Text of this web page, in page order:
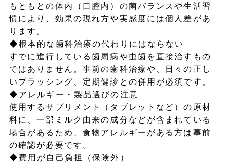
もともとの体内（口腔内）の菌バランスや生活習
慣により、効果の現れ方や実感度には個人差があ
ります。
◆根本的な歯科治療の代わりにはならない
すでに進行している歯周病や虫歯を直接治すもの
ではありません。事前の歯科治療や、日々の正し
いブラッシング、定期健診との併用が必須です。
◆アレルギー・製品選びの注意
使用するサプリメント（タブレットなど）の原材
料に、一部ミルク由来の成分などが含まれている
場合があるため、食物アレルギーがある方は事前
の確認が必要です。
◆費用が自己負担（保険外）